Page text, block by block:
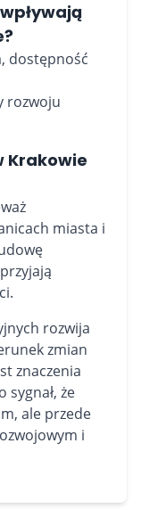
dostępność
rozwoju
Krakowie
miasta i
rozwija
zmian
znaczenia
że
ale przede
i